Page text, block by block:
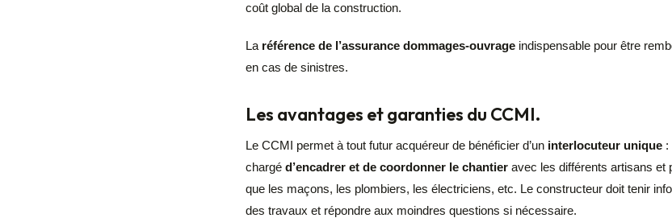
coût global de la construction.
La référence de l’assurance dommages-ouvrage indispensable pour être
en cas de sinistres.
Les avantages et garanties du CCMI.
Le CCMI permet à tout futur acquéreur de bénéficier d’un interlocuteur unique :
chargé d’encadrer et de coordonner le chantier avec les différents artisans et
que les maçons, les plombiers, les électriciens, etc. Le constructeur doit tenir
des travaux et répondre aux moindres questions si nécessaire.